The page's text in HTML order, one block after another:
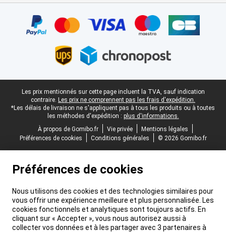
Pied-de-page légal
Les prix mentionnés sur cette page incluent la TVA, sauf indication
contraire. Les prix ne comprennent pas les frais d'expédition.
*Les délais de livraison ne s'appliquent pas à tous les produits ou à toutes
les méthodes d'expédition : plus d'informations.
À propos de Gomibo.fr
Vie privée
Mentions légales
Préférences de cookies
Conditions générales © 2026 Gomibo.fr
Préférences de cookies
Nous utilisons des cookies et des technologies similaires pour
vous offrir une expérience meilleure et plus personnalisée. Les
cookies fonctionnels et analytiques sont toujours actifs. En
cliquant sur « Accepter », vous nous autorisez aussi à
collecter vos données et à les partager avec 3 partenaires à